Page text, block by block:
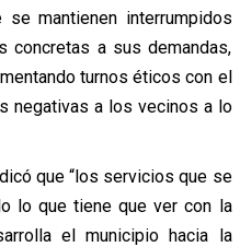
mantienen interrumpidos
concretas a sus demandas,
turnos éticos con el
negativas a los vecinos a lo
que “los servicios que se
lo que tiene que ver con la
el municipio hacia la